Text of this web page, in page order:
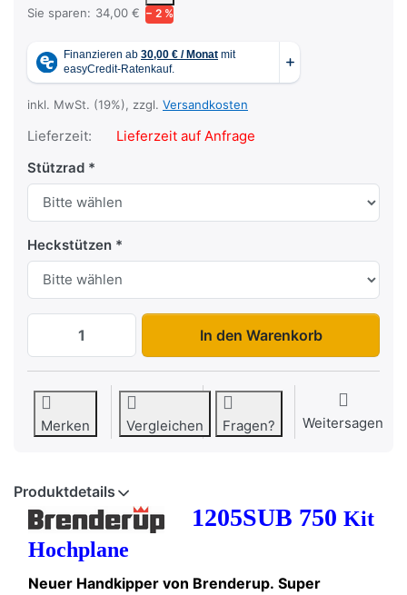
Sie sparen: 34,00 € − 2 %
inkl. MwSt. (19%), zzgl. Versandkosten
Lieferzeit:
Lieferzeit auf Anfrage
Stützrad
Heckstützen
1205SUB750 Hochplane zu 1.335,00 €,
In den Warenkorb
Merken Vergleichen Fragen? Weitersagen
Produktdetails
1205SUB 750 Kit
Hochplane
Neuer Handkipper von Brenderup. Super